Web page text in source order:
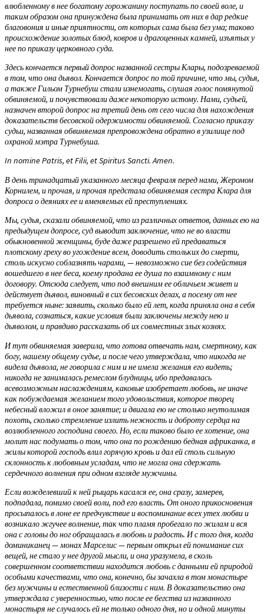
влюбленному в нее богатому горожанину поступать по своей воле, и
таким образом она принуждена была принимать от них в дар редкие
благовония и иные приятности, от которых сама была без ума; таково
происхождение золотых блюд, ковров и драгоценных камней, изъятых у
нее по приказу церковного суда.
Здесь кончается первый допрос названной сестры Клары, подозреваемой
в том, что она дьявол. Кончается допрос по той причине, что мы, судья,
а также Гильом Турнебуш стали изнемогать, слушая голос помянутой
обвиняемой, и почувствовали даже некоторую истому. Нами, судьей,
назначен второй допрос на третий день от сего числа для нахождения
доказательств бесовской одержимости обвиняемой. Согласно приказу
судьи, названная обвиняемая препровождена обратно в узилище под
охраной мэтра Турнебуша.
In nomine Patris, et Filii, et Spiritus Sancti. Amen.
В день тринадцатый указанного месяца февраля перед нами, Жеромом
Корнилем, и прочая, и прочая предстала обвиняемая сестра Клара для
допроса о деяниях ее и вменяемых ей преступлениях.
Мы, судья, сказали обвиняемой, что из различных ответов, данных ею на
предыдущем допросе, суд выводит заключение, что не во власти
обыкновенной женщины, буде даже разрешено ей предаваться
плотскому греху во угождение всем, доводить стольких до смерти,
столь искусно соблазнять чарами, — невозможно сие без содействия
вошедшего в нее беса, коему продана ее душа по взаимному с ним
договору. Отсюда следует, что под внешним ее обличьем живет и
действует дьявол, виновный в сих бесовских делах, а посему от нее
требуется ныне: заявить, сколько было ей лет, когда приняла она в себя
дьявола, сознаться, какие условия были заключены между нею и
дьяволом, и правдиво рассказать об их совместных злых кознях.
И тут обвиняемая заверила, что готова отвечать нам, смертному, как
богу, нашему общему судье, и после чего утверждала, что никогда не
видела дьявола, не говорила с ним и не имела желания его видеть;
никогда не занималась ремеслом блудницы, ибо предавалась
всевозможным наслаждениям, каковые изобретает любовь, не иначе
как побуждаемая желанием того удовольствия, которое творец
небесный вложил в оное занятие; и двигала ею не столько неутолимая
похоть, сколько стремление излить нежность и доброту сердца на
возлюбленного господина своего. Но, если таково было ее хотение, она
молит нас подумать о том, что она по рождению бедная африканка, в
жилы которой господь влил горячую кровь и дал ей столь сильную
склонность к любовным усладам, что не могла она сдержать
сердечного волнения при одном взгляде мужчины.
Если вожделевший к ней рыцарь касался ее, она сразу, замерев,
подпадала, помимо своей воли, под его власть. От оного прикосновения
просыпалось в лоне ее предчувствие и воспоминание всех утех любви и
возникало жгучее волнение, так что пламя пробегало по жилам и вся
она с головы до ног обращалась в любовь и радость. И с того дня, когда
доминиканец — монах Марселис — первым открыл ей понимание сих
вещей, не стало у нее другой мысли, и она уразумела, в сколь
совершенном соответствии находится любовь с данными ей природой
особыми качествами, что она, конечно, бы зачахла в том монастыре
без мужчины и естественной близости с ним. В доказательство она
утверждала с уверенностью, что после ее бегства из названного
монастыря не случалось ей не только одного дня, но и одной минуты